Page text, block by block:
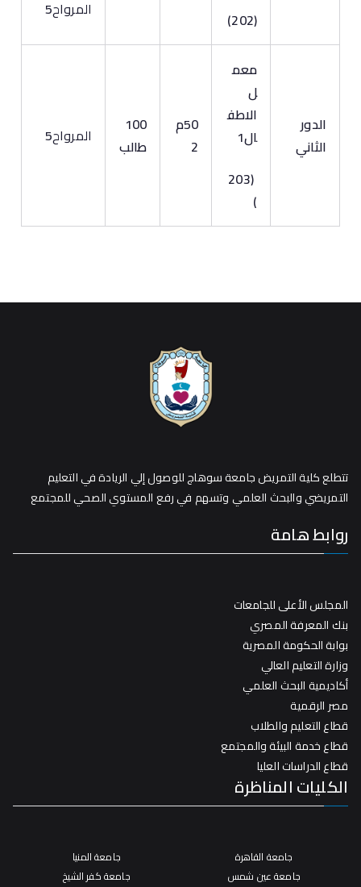
(202)
المرواح5
الدور
الثاني
معم
ل
الاطف
ال1
(203
)
50م
2
100
طالب
المرواح5
تتطلع كلية التمريض جامعة سوهاج للوصول إلي الريادة في التعليم
التمريضي والبحث العلمي وتسهم في رفع المستوي الصحي للمجتمع
روابط هامة
المجلس الأعلى للجامعات
بنك المعرفة المصري
بوابة الحكومة المصرية
وزارة التعليم العالي
أكاديمية البحث العلمي
مصر الرقمية
قطاع التعليم والطلاب
قطاع خدمة البيئة والمجتمع
قطاع الدراسات العليا
الكليات المناظرة
جامعة القاهرة
جامعة عين شمس
جامعة المنيا
جامعة كفر الشيخ